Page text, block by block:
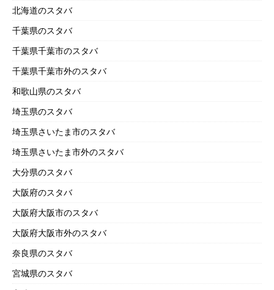
北海道のスタバ
千葉県のスタバ
千葉県千葉市のスタバ
千葉県千葉市外のスタバ
和歌山県のスタバ
埼玉県のスタバ
埼玉県さいたま市のスタバ
埼玉県さいたま市外のスタバ
大分県のスタバ
大阪府のスタバ
大阪府大阪市のスタバ
大阪府大阪市外のスタバ
奈良県のスタバ
宮城県のスタバ